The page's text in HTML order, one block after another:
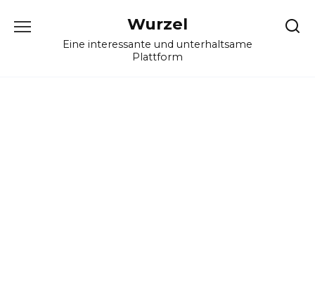
Wurzel
Eine interessante und unterhaltsame
Plattform